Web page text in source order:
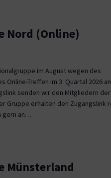
Nord (Online)
im August wegen des
Treffen im 3. Quartal 2026
senden wir den Mitgliedern der
Gruppe erhalten den Zugangslink
gern an…
Münsterland